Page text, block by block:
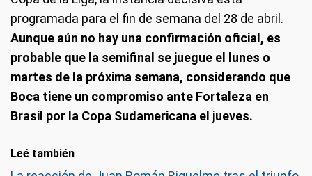
programada para el fin de semana del 28 de abril.
Aunque aún no hay una confirmación oficial, es
probable que la semifinal se juegue el lunes o
martes de la próxima semana, considerando que
Boca tiene un compromiso ante Fortaleza en
Brasil por la Copa Sudamericana el jueves.
Leé también